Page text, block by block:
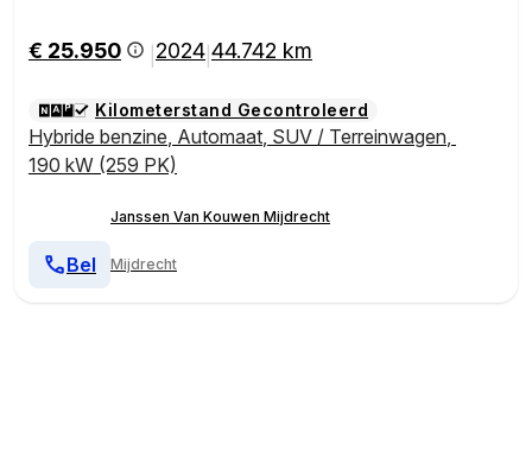
€ 25.950 2024 44.742 km
Kilometerstand Gecontroleerd
Hybride benzine, Automaat, SUV / Terreinwagen,
190 kW (259 PK)
Janssen Van Kouwen Mijdrecht
Mijdrecht
Bel